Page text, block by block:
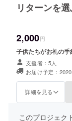
リターンを
2,000円
子供たちがお礼の手
支援者：5人
お届け予定：
詳細を見る
このプロジェク